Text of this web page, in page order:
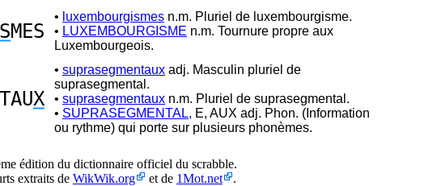
SMES
• luxembourgismes n.m. Pluriel de luxembourgisme.
• LUXEMBOURGISME n.m. Tournure propre aux
Luxembourgeois.
X
• suprasegmentaux adj. Masculin pluriel de
suprasegmental.
• suprasegmentaux n.m. Pluriel de suprasegmental.
• SUPRASEGMENTAL, E, AUX adj. Phon. (Information
ou rythme) qui porte sur plusieurs phonèmes.
édition du dictionnaire officiel du scrabble.
extraits de WikWik.org et de 1Mot.net .